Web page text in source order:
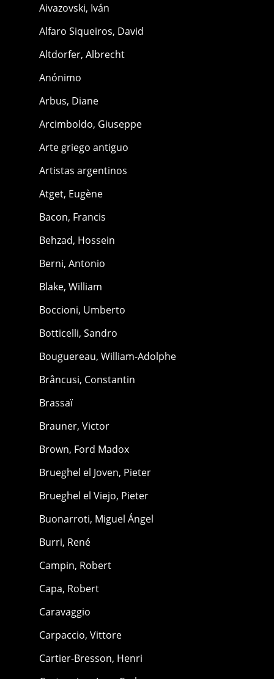
Aivazovski, Iván
Alfaro Siqueiros, David
Altdorfer, Albrecht
Anónimo
Arbus, Diane
Arcimboldo, Giuseppe
Arte griego antiguo
Artistas argentinos
Atget, Eugène
Bacon, Francis
Behzad, Hossein
Berni, Antonio
Blake, William
Boccioni, Umberto
Botticelli, Sandro
Bouguereau, William-Adolphe
Brâncusi, Constantin
Brassaï
Brauner, Victor
Brown, Ford Madox
Brueghel el Joven, Pieter
Brueghel el Viejo, Pieter
Buonarroti, Miguel Ángel
Burri, René
Campin, Robert
Capa, Robert
Caravaggio
Carpaccio, Vittore
Cartier-Bresson, Henri